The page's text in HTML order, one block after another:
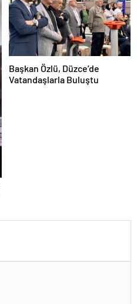
Başkan Özlü, Düzce’de
Vatandaşlarla Buluştu